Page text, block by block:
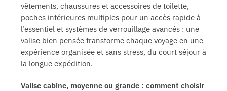
vêtements, chaussures et accessoires de toilette,
poches intérieures multiples pour un accès rapide à
l’essentiel et systèmes de verrouillage avancés : une
valise bien pensée transforme chaque voyage en une
expérience organisée et sans stress, du court séjour à
la longue expédition.
Valise cabine, moyenne ou grande : comment choisir